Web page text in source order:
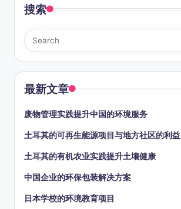
搜索
最新文章
废物管理实践提升中国的环境服务
土耳其的可再生能源项目与地方社区的利益
土耳其的有机农业实践提升土壤健康
中国企业的环保包装解决方案
日本学校的环境教育项目